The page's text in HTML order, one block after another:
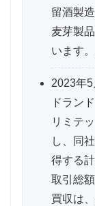
留酒製
麦芽製
います
2023年
ドラン
リミテ
し、同
得する
取引総
買収は